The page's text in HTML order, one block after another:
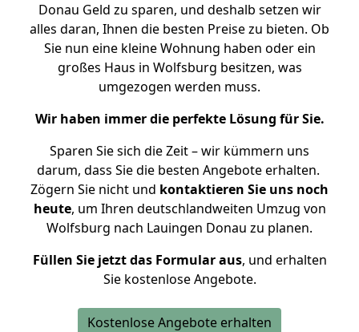
Donau Geld zu sparen, und deshalb setzen wir
alles daran, Ihnen die besten Preise zu bieten. Ob
Sie nun eine kleine Wohnung haben oder ein
großes Haus in Wolfsburg besitzen, was
umgezogen werden muss.
Wir haben immer die perfekte Lösung für Sie.
Sparen Sie sich die Zeit – wir kümmern uns
darum, dass Sie die besten Angebote erhalten.
Zögern Sie nicht und kontaktieren Sie uns noch
heute, um Ihren deutschlandweiten Umzug von
Wolfsburg nach Lauingen Donau zu planen.
Füllen Sie jetzt das Formular aus, und erhalten
Sie kostenlose Angebote.
Kostenlose Angebote erhalten